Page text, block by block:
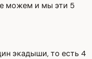
можем и мы эти 5
экадыши, то есть 4